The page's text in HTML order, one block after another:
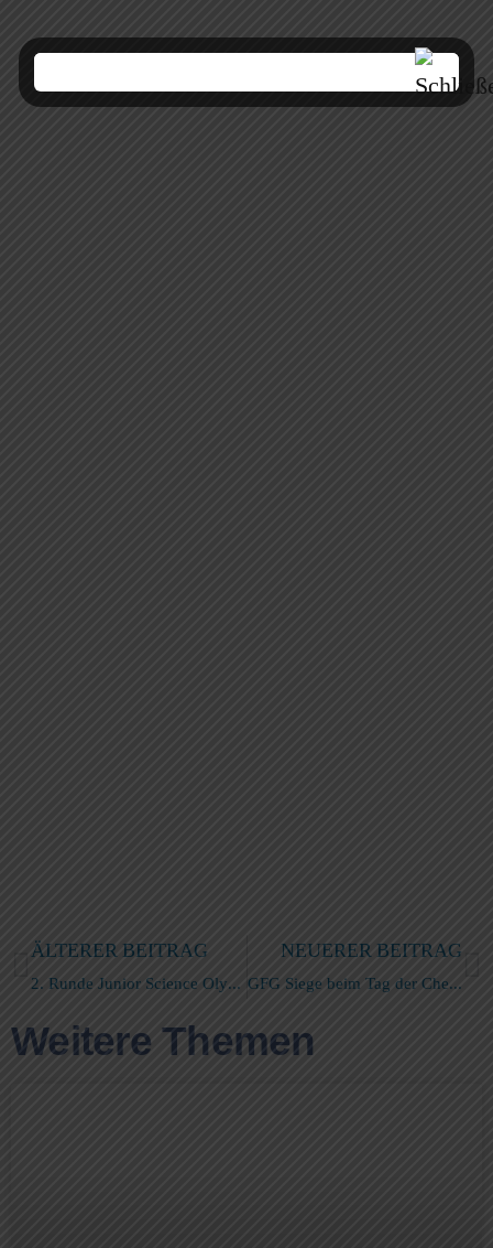
ÄLTERER BEITRAG
2. Runde Junior Science Olympiade
NEUERER BEITRAG
GFG Siege beim Tag der Chemie
Weitere Themen